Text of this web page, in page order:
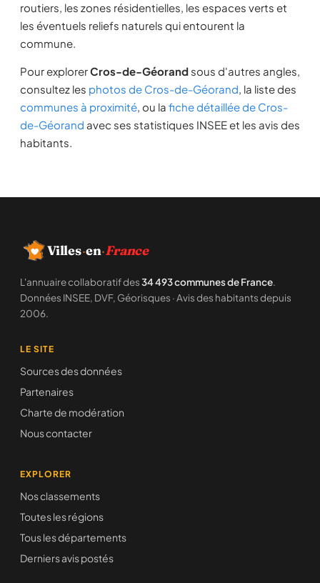
routiers, les zones résidentielles, les espaces verts et
les éventuels reliefs naturels qui entourent la
commune.
Pour explorerCros-de-Géorand sous d'autres angles,
consultez les photos de Cros-de-Géorand, la liste des
communes à proximité, ou la fiche détaillée de Cros-
de-Géorand avec ses statistiques INSEE et les avis des
habitants.
Villes·en·France
L'annuaire collaboratif des34 493 communes de France.
Données INSEE, DVF, Géorisques · Avis des habitants depuis
2006.
LE SITE
Sources des données
Partenaires
Charte de modération
Nous contacter
EXPLORER
Nos classements
Toutes les régions
Tous les départements
Derniers avis postés